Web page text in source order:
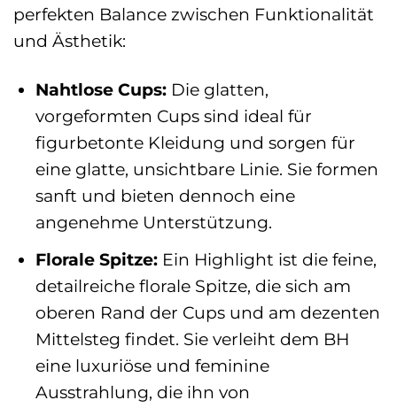
perfekten Balance zwischen Funktionalität
und Ästhetik:
Nahtlose Cups:Die glatten,
vorgeformten Cups sind ideal für
figurbetonte Kleidung und sorgen für
eine glatte, unsichtbare Linie. Sie formen
sanft und bieten dennoch eine
angenehme Unterstützung.
Florale Spitze:Ein Highlight ist die feine,
detailreiche florale Spitze, die sich am
oberen Rand der Cups und am dezenten
Mittelsteg findet. Sie verleiht dem BH
eine luxuriöse und feminine
Ausstrahlung, die ihn von